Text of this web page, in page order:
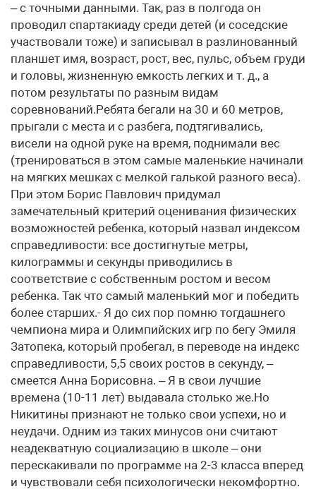
– с точными данными. Так, раз в полгода он
проводил спартакиаду среди детей (и соседские
участвовали тоже) и записывал в разлинованный
планшет имя, возраст, рост, вес, пульс, объем груди
и головы, жизненную емкость легких и т. д., а
потом результаты по разным видам
соревнований.Ребята бегали на 30 и 60 метров,
прыгали с места и с разбега, подтягивались,
висели на одной руке на время, поднимали вес
(тренироваться в этом самые маленькие начинали
на мягких мешках с мелкой галькой разного веса).
При этом Борис Павлович придумал
замечательный критерий оценивания физических
возможностей ребенка, который назвал индексом
справедливости: все достигнутые метры,
килограммы и секунды приводились в
соответствие с собственным ростом и весом
ребенка. Так что самый маленький мог и победить
более старших.- Я до сих пор помню тогдашнего
чемпиона мира и Олимпийских игр по бегу Эмиля
Затопека, который пробегал, в переводе на индекс
справедливости, 5,5 своих ростов в секунду, –
смеется Анна Борисовна. – Я в свои лучшие
времена (10-11 лет) выдавала столько же.Но
Никитины признают не только свои успехи, но и
неудачи. Одним из таких минусов они считают
неадекватную социализацию в школе – они
перескакивали по программе на 2-3 класса вперед
и чувствовали себя психологически некомфортно.